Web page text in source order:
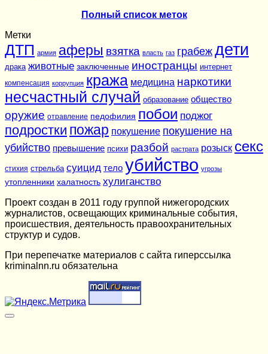
Полный список меток
Метки
ДТП армия аферы взятка власть газ грабеж дети
драка животные заключенные иностранцы интернет
компенсация коррупция кража медицина наркотики
несчастный случай образование общество
оружие отравление педофилия побои поджог
подростки пожар покушение покушение на
убийство превышение психи разбой растрата розыск секс
стихия стрельба суицид тело убийство угрозы
утопленники халатность хулиганство
Проект создан в 2011 году группой нижегородских
журналистов, освещающих криминальные события,
происшествия, деятельность правоохранительных
структур и судов.
При перепечатке материалов c сайта гиперссылка
kriminalnn.ru обязательна